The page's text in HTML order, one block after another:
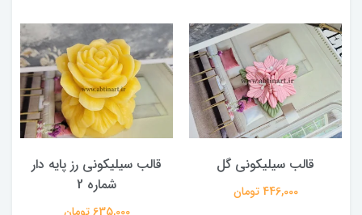
قالب سیلیکونی گل
446,000 تومان
قالب سیلیکونی رز پایه دار
شماره 2